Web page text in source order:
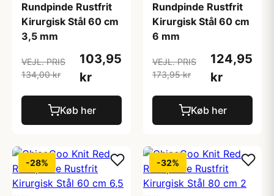
Rundpinde Rustfrit
Kirurgisk Stål 60 cm
3,5 mm
VEJL. PRIS
134,00 kr
103,95
kr
Køb her
Rundpinde Rustfrit
Kirurgisk Stål 60 cm
6 mm
VEJL. PRIS
173,95 kr
124,95
kr
Køb her
-28% -32%